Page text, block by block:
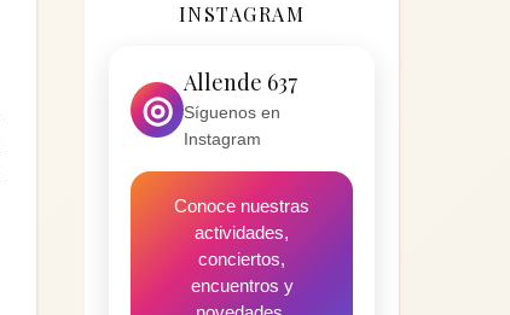
INSTAGRAM
◎
Allende 637
Síguenos en
Instagram
Conoce nuestras
actividades,
conciertos,
encuentros y